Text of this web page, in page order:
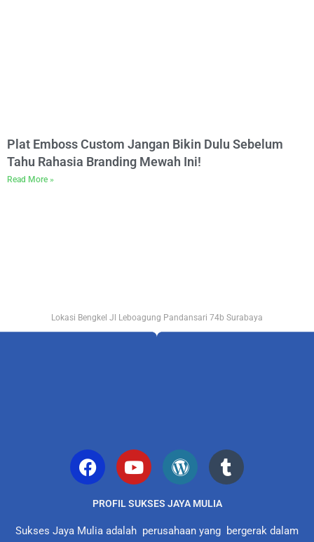
Plat Emboss Custom Jangan Bikin Dulu Sebelum
Tahu Rahasia Branding Mewah Ini!
Read More »
Lokasi Bengkel Jl Leboagung Pandansari 74b Surabaya
PROFIL SUKSES JAYA MULIA
Sukses Jaya Mulia adalah perusahaan yang bergerak dalam